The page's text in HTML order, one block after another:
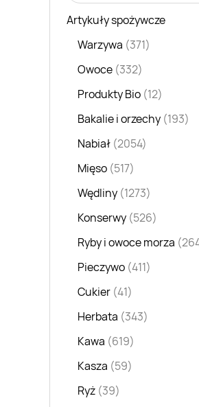
Artykuły spożywcze
Warzywa (371)
Owoce (332)
Produkty Bio (12)
Bakalie i orzechy (193)
Nabiał (2054)
Mięso (517)
Wędliny (1273)
Konserwy (526)
Ryby i owoce morza
Pieczywo (411)
Cukier (41)
Herbata (343)
Kawa (619)
Kasza (59)
Ryż (39)